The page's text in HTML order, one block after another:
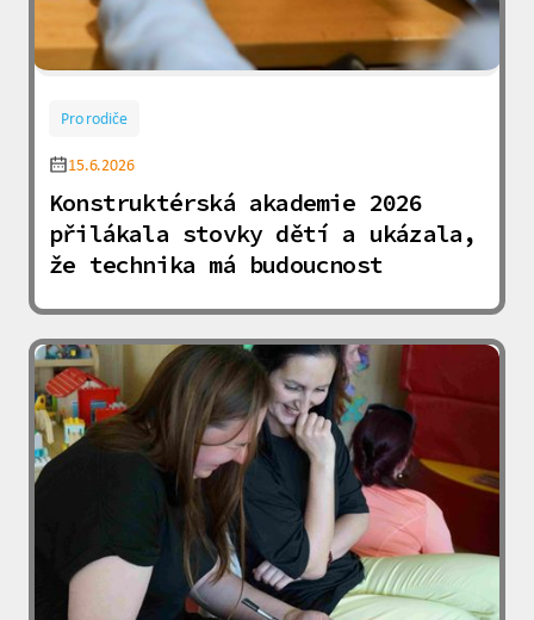
Pro rodiče
15.6.2026
Konstruktérská akademie 2026
přilákala stovky dětí a ukázala,
že technika má budoucnost